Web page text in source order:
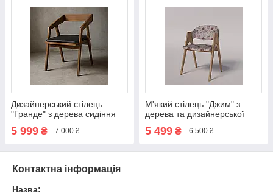
Дизайнерський стілець
"Гранде" з дерева сидіння
5 999 ₴ 7 000 ₴
М'який стілець "Джим" з
дерева та дизайнерської
5 499 ₴ 6 500 ₴
Контактна інформація
Назва: